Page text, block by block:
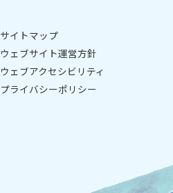
サイトマップ
ウェブサイト運営方針
ウェブアクセシビリティ
プライバシーポリシー